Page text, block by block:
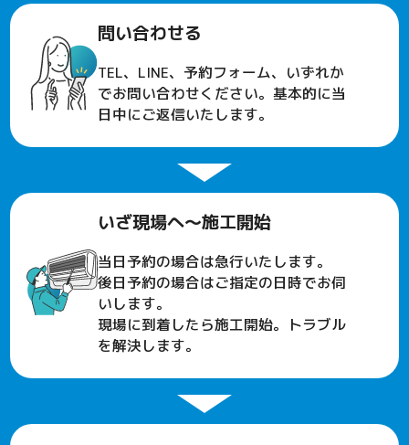
問い合わせる
TEL、LINE、予約フォーム、いずれか
でお問い合わせください。基本的に当
日中にご返信いたします。
いざ現場へ〜施工開始
当日予約の場合は急行いたします。
後日予約の場合はご指定の日時でお伺
いします。
現場に到着したら施工開始。トラブル
を解決します。